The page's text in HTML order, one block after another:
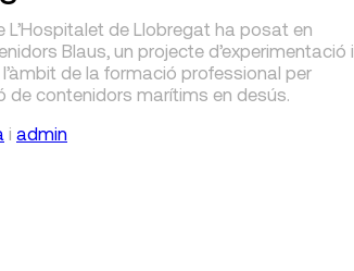
L’Hospitalet de Llobregat ha posat en
Blaus, un projecte d’experimentació i
de la formació professional per
de contenidors marítims en desús.
i admin